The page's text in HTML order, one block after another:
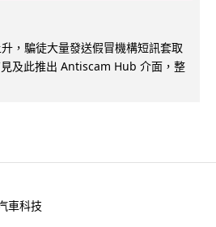
，騙徒大量發送假冒機構短訊套取
及此推出 Antiscam Hub 介面，整
車科技